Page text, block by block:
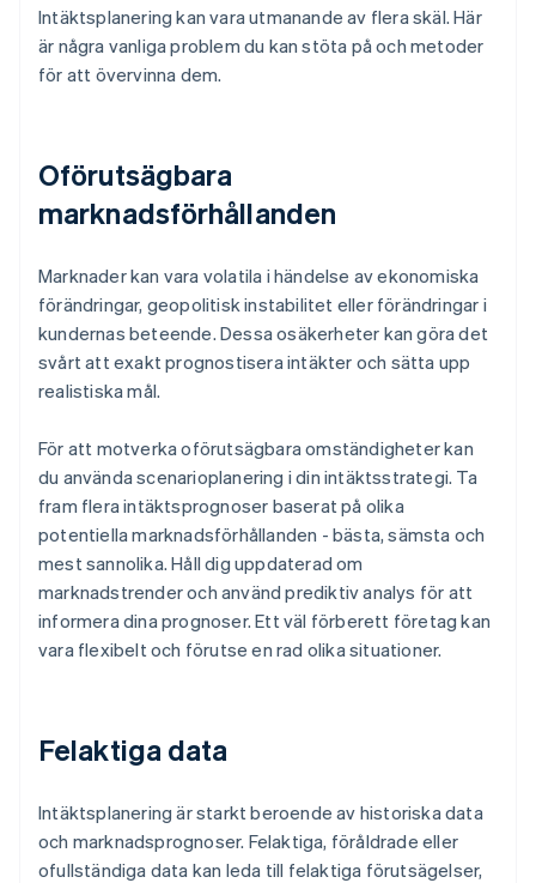
Intäktsplanering kan vara utmanande av flera skäl. Här
är några vanliga problem du kan stöta på och metoder
för att övervinna dem.
Oförutsägbara
marknadsförhållanden
Marknader kan vara volatila i händelse av ekonomiska
förändringar, geopolitisk instabilitet eller förändringar i
kundernas beteende. Dessa osäkerheter kan göra det
svårt att exakt prognostisera intäkter och sätta upp
realistiska mål.
För att motverka oförutsägbara omständigheter kan
du använda scenarioplanering i din intäktsstrategi. Ta
fram flera intäktsprognoser baserat på olika
potentiella marknadsförhållanden - bästa, sämsta och
mest sannolika. Håll dig uppdaterad om
marknadstrender och använd prediktiv analys för att
informera dina prognoser. Ett väl förberett företag kan
vara flexibelt och förutse en rad olika situationer.
Felaktiga data
Intäktsplanering är starkt beroende av historiska data
och marknadsprognoser. Felaktiga, föråldrade eller
ofullständiga data kan leda till felaktiga förutsägelser,